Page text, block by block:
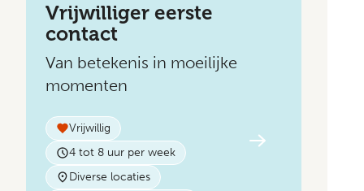
Vrijwilliger eerste
contact
Van betekenis in moeilijke
momenten
Vrijwillig
4 tot 8 uur per week
Diverse locaties